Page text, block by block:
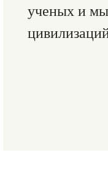
ученых и